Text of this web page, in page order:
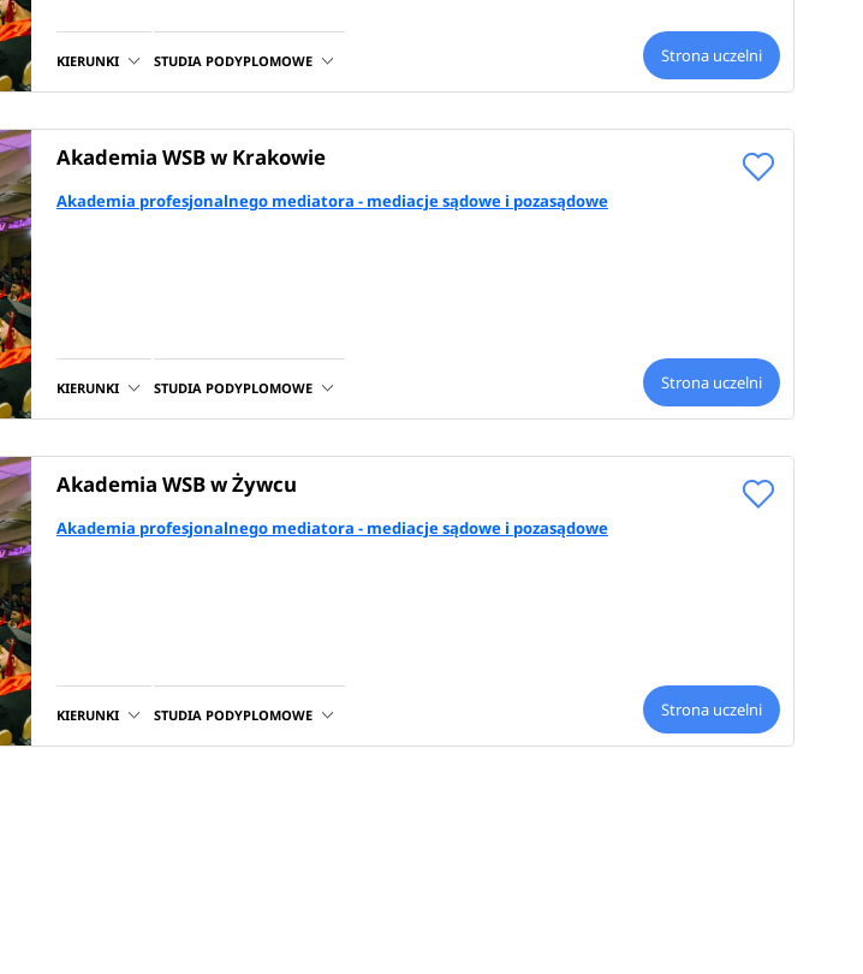
KIERUNKI STUDIA PODYPLOMOWE Strona uczelni
Akademia WSB w Krakowie
Akademia profesjonalnego mediatora - mediacje sądowe i pozasądowe
KIERUNKI STUDIA PODYPLOMOWE Strona uczelni
Akademia WSB w Żywcu
Akademia profesjonalnego mediatora - mediacje sądowe i pozasądowe
KIERUNKI STUDIA PODYPLOMOWE Strona uczelni